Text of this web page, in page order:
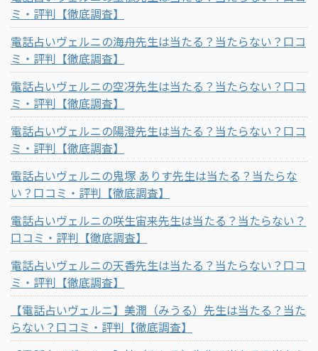
ミ・評判【徹底調査】
電話占いヴェルニの海舟先生は当たる？当たらない？口コ
ミ・評判【徹底調査】
電話占いヴェルニの空冴先生は当たる？当たらない？口コ
ミ・評判【徹底調査】
電話占いヴェルニの陽澄先生は当たる？当たらない？口コ
ミ・評判【徹底調査】
電話占いヴェルニの鬼塚 ありす先生は当たる？当たらな
い？口コミ・評判【徹底調査】
電話占いヴェルニの咲生宙来先生は当たる？当たらない？
口コミ・評判【徹底調査】
電話占いヴェルニの天香先生は当たる？当たらない？口コ
ミ・評判【徹底調査】
【電話占いヴェルニ】美潤（みうる）先生は当たる？当た
らない？口コミ・評判【徹底調査】